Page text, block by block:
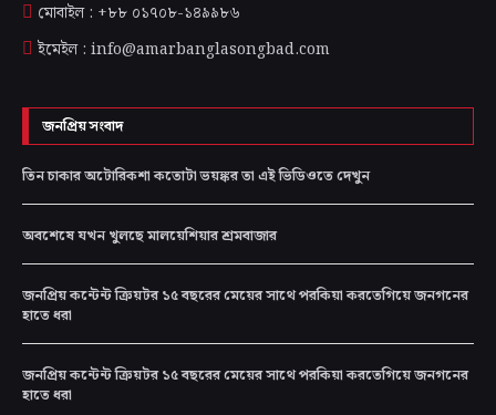
মোবাইল : +৮৮ ০১৭০৮-১৪৯৯৮৬
ইমেইল : info@amarbanglasongbad.com
জনপ্রিয় সংবাদ
তিন চাকার অটোরিকশা কতোটা ভয়ঙ্কর তা এই ভিডিওতে দেখুন
অবশেষে যখন খুলছে মালয়েশিয়ার শ্রমবাজার
জনপ্রিয় কন্টেন্ট ক্রিয়টর ১৫ বছরের মেয়ের সাথে পরকিয়া করতেগিয়ে জনগনের
হাতে ধরা
জনপ্রিয় কন্টেন্ট ক্রিয়টর ১৫ বছরের মেয়ের সাথে পরকিয়া করতেগিয়ে জনগনের
হাতে ধরা